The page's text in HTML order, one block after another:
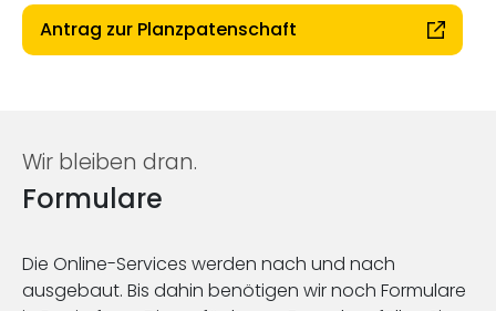
Antrag zur Planzpatenschaft
Wir bleiben dran.
Formulare
Die Online-Services werden nach und nach
ausgebaut. Bis dahin benötigen wir noch Formulare